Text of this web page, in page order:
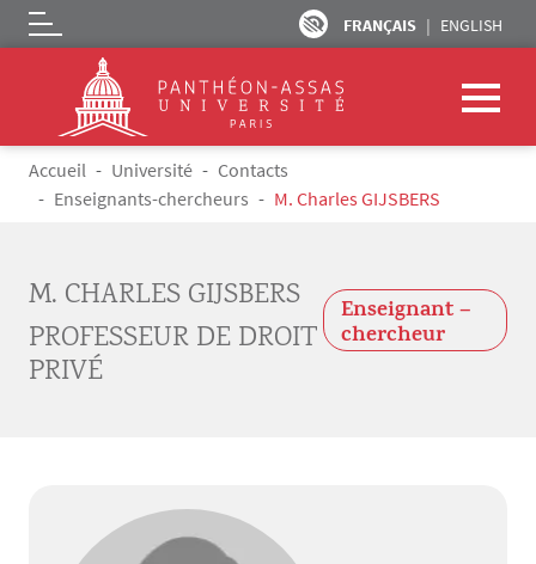
Aller au contenu principal
FRANÇAIS ENGLISH
Logo
Fil d'Ariane
Accueil Université
Contacts
Enseignants-chercheurs
M. Charles GIJSBERS
M. CHARLES GIJSBERS
PROFESSEUR DE DROIT
PRIVÉ
Enseignant –
chercheur